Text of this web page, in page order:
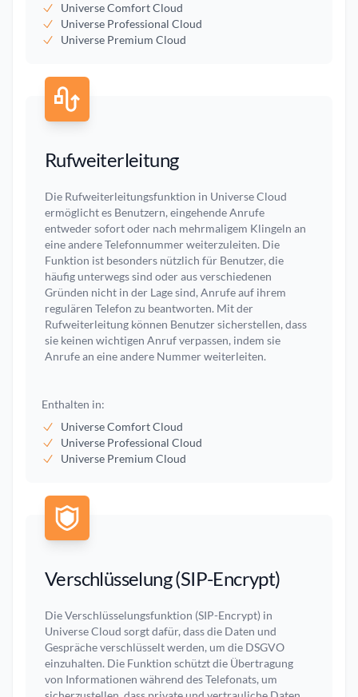
Universe Comfort Cloud
Universe Professional Cloud
Universe Premium Cloud
Rufweiterleitung
Die Rufweiterleitungsfunktion in Universe Cloud
ermöglicht es Benutzern, eingehende Anrufe
entweder sofort oder nach mehrmaligem Klingeln an
eine andere Telefonnummer weiterzuleiten. Die
Funktion ist besonders nützlich für Benutzer, die
häufig unterwegs sind oder aus verschiedenen
Gründen nicht in der Lage sind, Anrufe auf ihrem
regulären Telefon zu beantworten. Mit der
Rufweiterleitung können Benutzer sicherstellen, dass
sie keinen wichtigen Anruf verpassen, indem sie
Anrufe an eine andere Nummer weiterleiten.
Enthalten in:
Universe Comfort Cloud
Universe Professional Cloud
Universe Premium Cloud
Verschlüsselung (SIP-Encrypt)
Die Verschlüsselungsfunktion (SIP-Encrypt) in
Universe Cloud sorgt dafür, dass die Daten und
Gespräche verschlüsselt werden, um die DSGVO
einzuhalten. Die Funktion schützt die Übertragung
von Informationen während des Telefonats, um